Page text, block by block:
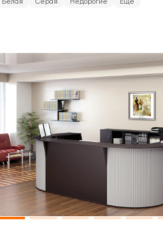
Белая Серая Недорогие Еще